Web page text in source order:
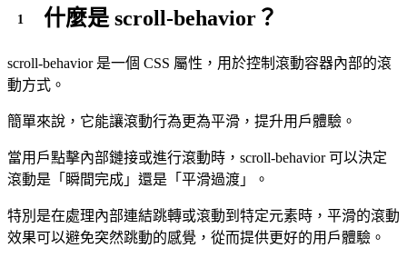
什麼是 scroll-behavior？
scroll-behavior 是一個 CSS 屬性，用於控制滾動容器內部的滾
動方式。
簡單來說，它能讓滾動行為更為平滑，提升用戶體驗。
當用戶點擊內部鏈接或進行滾動時，scroll-behavior 可以決定
滾動是「瞬間完成」還是「平滑過渡」。
特別是在處理內部連結跳轉或滾動到特定元素時，平滑的滾動
效果可以避免突然跳動的感覺，從而提供更好的用戶體驗。